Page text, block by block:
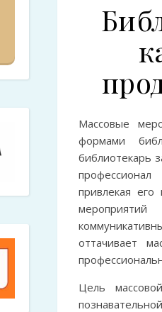
Массовые
формами
библиотекарь
привлекая
оттачивает
Цель